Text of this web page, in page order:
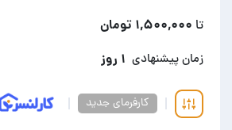
تا ۱,۵۰۰,۰۰۰ تومان
زمان پیشنهادی ۱ روز
کارفرمای جدید